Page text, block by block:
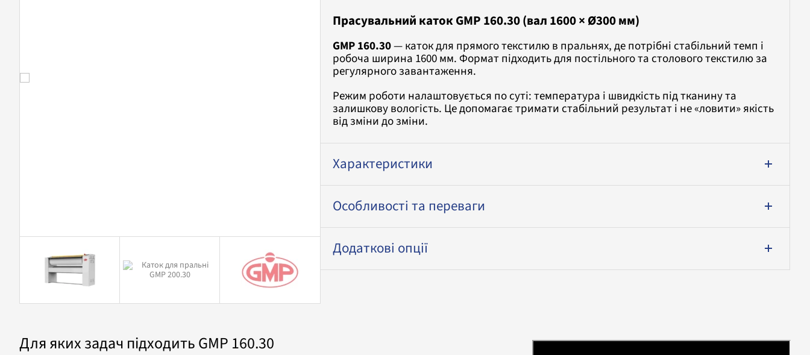
з
Прасувальний каток GMP 160.30 (вал 1600 × Ø300 мм)
GMP 160.30— каток для прямого текстилю в пральнях, де потрібні стабільний темп і
робоча ширина 1600 мм. Формат підходить для постільного та столового текстилю за
регулярного завантаження.
Режим роботи налаштовується по суті: температура і швидкість під тканину та
залишкову вологість. Це допомагає тримати стабільний результат і не «ловити» якість
від зміни до зміни.
Характеристики
Особливості та переваги
Додаткові опції
Для яких задач підходить GMP 160.30